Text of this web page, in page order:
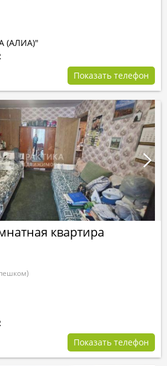
(АЛИА)"
Показать телефон
квартира
Показать телефон